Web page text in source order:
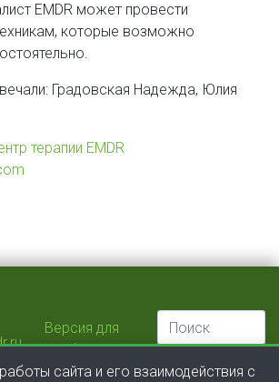
EMDR может провести
которые возможно
Градовская Надежда, Юлия
терапии EMDR
Версия для
слабовидящих
сайта и его взаимодействия с